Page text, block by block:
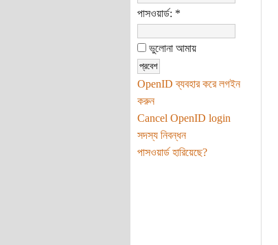
পাসওয়ার্ড: *
ভুলোনা আমায়
OpenID ব্যবহার করে লগইন
করুন
Cancel OpenID login
সদস্য নিবন্ধন
পাসওয়ার্ড হারিয়েছে?